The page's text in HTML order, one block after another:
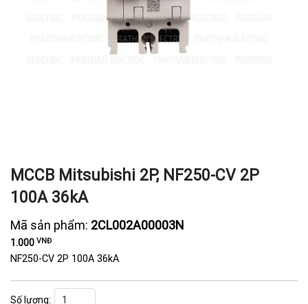
MCCB Mitsubishi 2P, NF250-CV 2P
100A 36kA
Mã sản phẩm: 2CL002A00003N
1.000 VNĐ
NF250-CV 2P 100A 36kA
MCCB Mitsubishi 2P, NF250-CV 2P 100A 36kA số lượng